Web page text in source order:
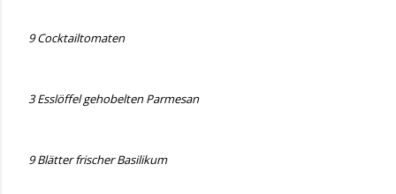
9 Cocktailtomaten
3 Esslöffel gehobelten Parmesan
9 Blätter frischer Basilikum